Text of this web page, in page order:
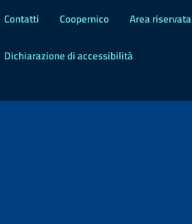
Contatti Coopernico Area riservata
Dichiarazione di accessibilità